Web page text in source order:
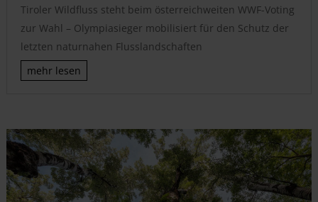
Tiroler Wildfluss steht beim österreichweiten WWF-Voting
zur Wahl – Olympiasieger mobilisiert für den Schutz der
letzten naturnahen Flusslandschaften
mehr lesen